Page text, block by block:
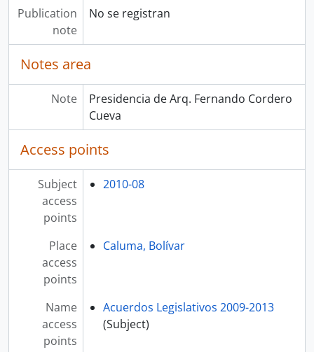
Publication
note
No se registran
Notes area
Note
Presidencia de Arq. Fernando Cordero
Cueva
Access points
Subject
access
points
2010-08
Place
access
points
Caluma, Bolívar
Name
access
points
Acuerdos Legislativos 2009-2013
(Subject)